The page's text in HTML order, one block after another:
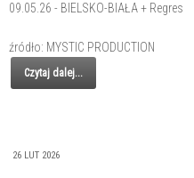
09.05.26 - BIELSKO-BIAŁA + Regres
źródło: MYSTIC PRODUCTION
Czytaj dalej...
26 LUT 2026